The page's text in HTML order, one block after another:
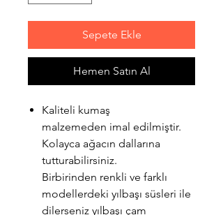
Sepete Ekle
Hemen Satın Al
Kaliteli kumaş
malzemeden imal edilmiştir.
Kolayca ağacın dallarına
tutturabilirsiniz.
Birbirinden renkli ve farklı
modellerdeki yılbaşı süsleri ile
dilerseniz yılbaşı çam